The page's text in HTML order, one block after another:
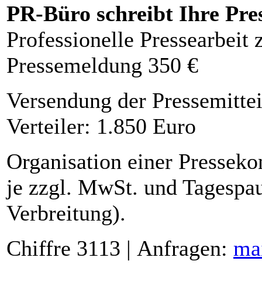
PR-Büro schreibt Ihre
Professionelle Pressearbeit
Pressemeldung 350 €
Versendung der
Verteiler: 1.850 Euro
Organisation einer
je zzgl. MwSt. und
Verbreitung).
Chiffre 3113 | Anfragen: